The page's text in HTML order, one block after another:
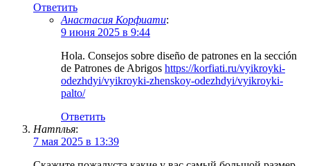
Ответить
Анастасия Корфиати:
9 июня 2025 в 9:44
Hola. Consejos sobre diseño de patrones en la sección
de Patrones de Abrigos https://korfiati.ru/vyikroyki-
odezhdyi/vyikroyki-zhenskoy-odezhdyi/vyikroyki-
palto/
Ответить
Натплья:
7 мая 2025 в 13:39